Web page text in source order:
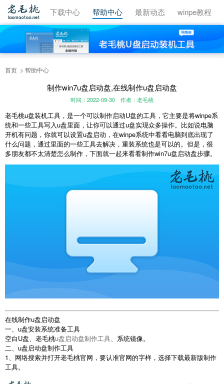
视频教程 下载中心 帮助中心 最新动态 winpe教程
首页 帮助中心
制作win7u盘启动盘,在线制作u盘启动盘
时间：2022-09-30 作者：老毛桃
老毛桃u盘装机工具，是一个可以制作启动U盘的工具，它主要是将winpe系
统和一些工具写入u盘里面，让你可以通过u盘实现众多操作。比如说电脑
开机有问题，你就可以设置u盘启动，在winpe系统中看看电脑到底出现了
什么问题，通过里面的一些工具去解决，重装系统也是可以的。但是，很
多朋友都不太清楚怎么制作，下面就一起来看看制作win7u盘启动盘步骤。
在线制作u盘启动盘
一、u盘安装系统准备工具
空白U盘、老毛桃u盘启动盘制作工具、系统镜像。
二、u盘启动盘制作工具
1、网络搜索并打开老毛桃官网，要认准官网的字样，选择下载最新版制作
工具。